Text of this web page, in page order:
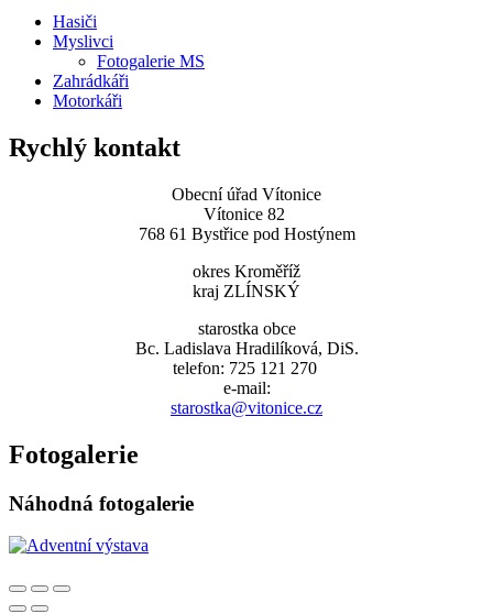
Hasiči
Myslivci
Fotogalerie MS
Zahrádkáři
Motorkáři
Rychlý kontakt
Obecní úřad Vítonice
Vítonice 82
768 61 Bystřice pod Hostýnem
okres Kroměříž
kraj ZLÍNSKÝ
starostka obce
Bc. Ladislava Hradilíková, DiS.
telefon: 725 121 270
e-mail:
starostka@vitonice.cz
Fotogalerie
Náhodná fotogalerie